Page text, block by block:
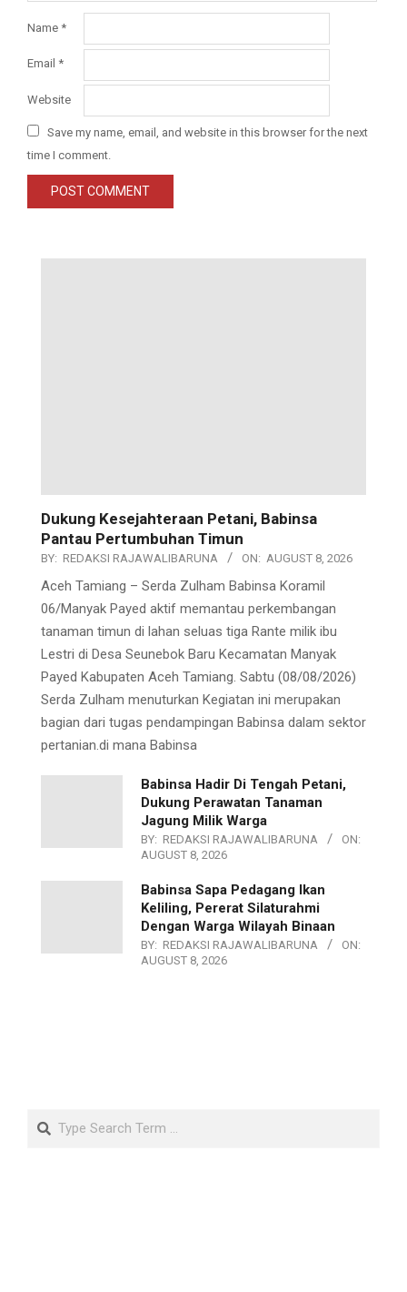
Name *
Email *
Website
Save my name, email, and website in this browser for the next
time I comment.
Dukung Kesejahteraan Petani, Babinsa
Pantau Pertumbuhan Timun
BY: REDAKSI RAJAWALIBARUNA ON: AUGUST 8, 2026
Aceh Tamiang – Serda Zulham Babinsa Koramil
06/Manyak Payed aktif memantau perkembangan
tanaman timun di lahan seluas tiga Rante milik ibu
Lestri di Desa Seunebok Baru Kecamatan Manyak
Payed Kabupaten Aceh Tamiang. Sabtu (08/08/2026)
Serda Zulham menuturkan Kegiatan ini merupakan
bagian dari tugas pendampingan Babinsa dalam sektor
pertanian.di mana Babinsa
Babinsa Hadir Di Tengah Petani,
Dukung Perawatan Tanaman
Jagung Milik Warga
BY: REDAKSI RAJAWALIBARUNA
ON:
AUGUST 8, 2026
Babinsa Sapa Pedagang Ikan
Keliling, Pererat Silaturahmi
Dengan Warga Wilayah Binaan
BY: REDAKSI RAJAWALIBARUNA
ON:
AUGUST 8, 2026
Search